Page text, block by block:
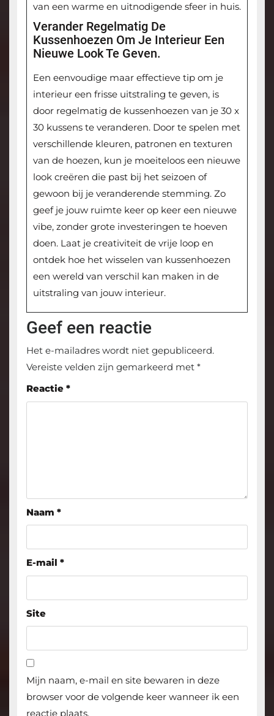
van een warme en uitnodigende sfeer in huis.
Verander Regelmatig De
Kussenhoezen Om Je Interieur Een
Nieuwe Look Te Geven.
Een eenvoudige maar effectieve tip om je
interieur een frisse uitstraling te geven, is
door regelmatig de kussenhoezen van je 30 x
30 kussens te veranderen. Door te spelen met
verschillende kleuren, patronen en texturen
van de hoezen, kun je moeiteloos een nieuwe
look creëren die past bij het seizoen of
gewoon bij je veranderende stemming. Zo
geef je jouw ruimte keer op keer een nieuwe
vibe, zonder grote investeringen te hoeven
doen. Laat je creativiteit de vrije loop en
ontdek hoe het wisselen van kussenhoezen
een wereld van verschil kan maken in de
uitstraling van jouw interieur.
Geef een reactie
Het e-mailadres wordt niet gepubliceerd.
Vereiste velden zijn gemarkeerd met *
Reactie *
Naam *
E-mail *
Site
Mijn naam, e-mail en site bewaren in deze
browser voor de volgende keer wanneer ik een
reactie plaats.